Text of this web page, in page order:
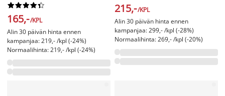






165,-/KPL
Alin 30 päivän hinta ennen
kampanjaa: 219,- /kpl (-24%)
Normaalihinta: 219,- /kpl (-24%)
215,-/KPL
Alin 30 päivän hinta ennen
kampanjaa: 299,- /kpl (-28%)
Normaalihinta: 269,- /kpl (-20%)